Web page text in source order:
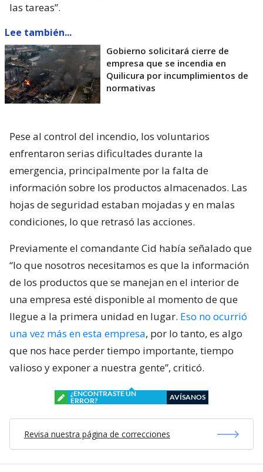
las tareas”.
Lee también...
Gobierno solicitará cierre de
empresa que se incendia en
Quilicura por incumplimientos de
normativas
Pese al control del incendio, los voluntarios
enfrentaron serias dificultades durante la
emergencia, principalmente por la falta de
información sobre los productos almacenados. Las
hojas de seguridad estaban mojadas y en malas
condiciones, lo que retrasó las acciones.
Previamente el comandante Cid había señalado que
“lo que nosotros necesitamos es que la información
de los productos que se manejan en el interior de
una empresa esté disponible al momento de que
llegue a la primera unidad en lugar. Eso no ocurrió
una vez más en esta empresa, por lo tanto, es algo
que nos hace perder tiempo importante, tiempo
valioso y exponer a nuestra gente”, criticó.
¿ENCONTRASTE UN
ERROR?
AVÍSANOS
Revisa nuestra página de correcciones